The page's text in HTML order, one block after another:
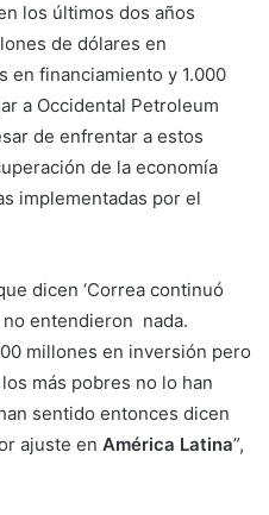
los últimos dos años
de dólares en
en financiamiento y 1.000
a Occidental Petroleum
de enfrentar a estos
de la economía
implementadas por el
dicen ‘Correa continuó
no entendieron nada.
millones en inversión pero
más pobres no lo han
sentido entonces dicen
ajuste en América Latina”,